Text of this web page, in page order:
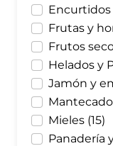
Encurtidos
Frutas y
Frutos
Helados y
Jamón y
Mieles (15)
Panadería